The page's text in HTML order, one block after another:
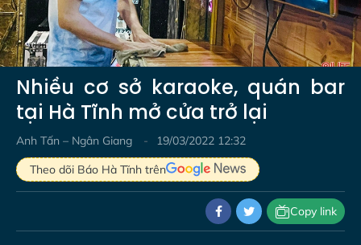
Video
Nhiều cơ sở karaoke, quán bar
tại Hà Tĩnh mở cửa trở lại
Anh Tấn – Ngân Giang
19/03/2022 12:32
Theo dõi Báo Hà Tĩnh trên
Copy link